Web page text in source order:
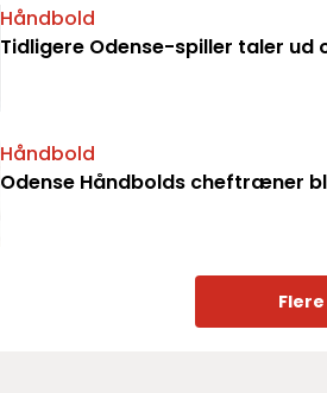
Håndbold
Tidligere Odense-spiller taler
Håndbold
Odense Håndbolds cheftræner